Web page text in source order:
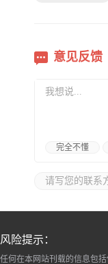
意见反馈
完全不懂
风险提示：
任何在本网站刊载的信息包